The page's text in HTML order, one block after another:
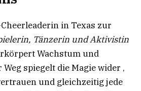
in Texas zur
Tänzerin undAktivistin
Wachstum und
spiegelt die Magie wider ,
und gleichzeitig jede